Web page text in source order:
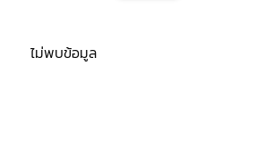
ไม่พบข้อมูล